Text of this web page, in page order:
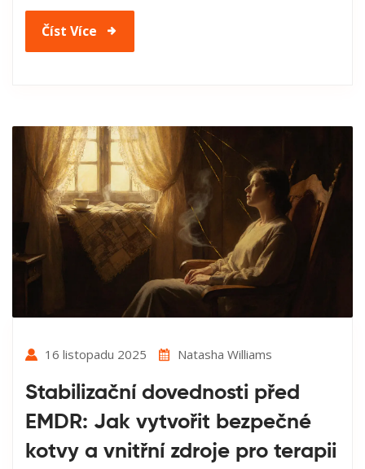
Číst Více
16 listopadu 2025 Natasha Williams
Stabilizační dovednosti před
EMDR: Jak vytvořit bezpečné
kotvy a vnitřní zdroje pro terapii